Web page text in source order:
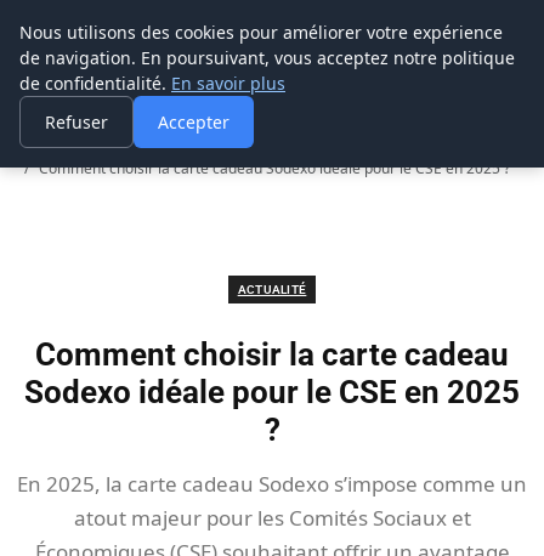
Prospection Pro
Accueil
Actualité
Comment choisir la carte cadeau Sodexo idéale pour le CSE en 2025 ?
ACTUALITÉ
Comment choisir la carte cadeau
Sodexo idéale pour le CSE en 2025
?
En 2025, la carte cadeau Sodexo s’impose comme un
atout majeur pour les Comités Sociaux et
Nous utilisons des cookies pour améliorer votre expérience
de navigation. En poursuivant, vous acceptez notre politique
de confidentialité. En savoir plus
Refuser
Accepter